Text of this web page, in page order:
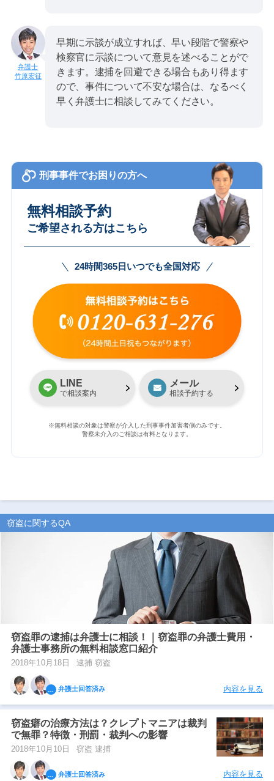
竹原宏征
早期に示談が成立すれば、早い段階で警察や
検察官に示談について意見を述べることがで
きます。逮捕を回避できる場合もあり得ます
ので、事件について不安な場合は、なるべく
早く弁護士に相談してみてください。
刑事事件でお困りの方へ
無料相談予約
ご希望される方はこちら
24時間365日いつでも全国対応
LINE
で相談案内
メール
相談予約する
※無料相談の対象は警察が介入した刑事事件加害者側のみです。
警察未介入のご相談は有料となります。
窃盗に関するQA
窃盗罪の逮捕は弁護士に相談！｜窃盗罪の弁護士費用・
弁護士事務所の無料相談窓口紹介
2018年10月18日 逮捕 窃盗
弁護士回答済み 内容を見る
窃盗癖の治療方法は？クレプトマニアは裁判
で無罪？特徴・刑罰・裁判への影響
2018年10月10日 窃盗 逮捕
弁護士回答済み 内容を見る